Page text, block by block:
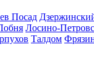
Посад
Лосино-
Талдом